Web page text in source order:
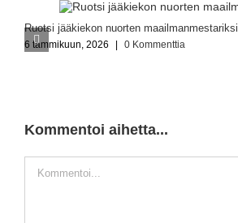
Ruotsi jääkiekon nuorten maailmanmestariksi
6 tammikuun, 2026 | 0 Kommenttia
Kommentoi aihetta...